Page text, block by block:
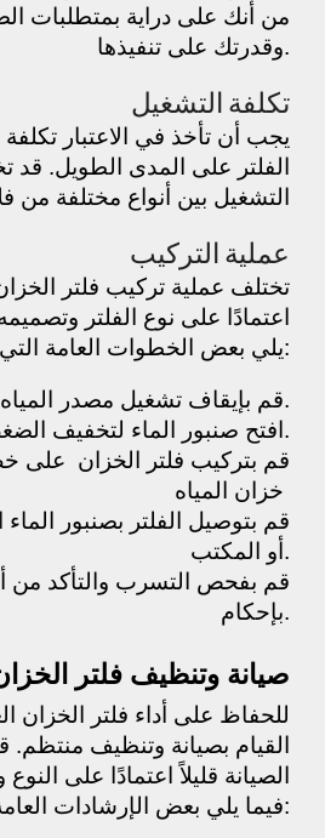
من أنك على دراية بمتطلبات
وقدرتك على تنفيذها.
تكلفة التشغيل
يجب أن تأخذ في الاعتبار
الفلتر على المدى الطويل. قد
التشغيل بين أنواع مختلفة من
عملية التركيب
تختلف عملية تركيب فلتر
اعتمادًا على نوع الفلتر
يلي بعض الخطوات العامة التي يجب اتباعها:
قم بإيقاف تشغيل مصدر المياه الرئيسي.
افتح صنبور الماء لتخفيف الضغط في النظام.
قم بتركيب فلتر الخزان على
قم بتوصيل الفلتر بصنبور
أو المكتب.
قم بفحص التسرب والتأكد من
بإحكام.
صيانة وتنظيف فلتر
للحفاظ على أداء فلتر الخزان
القيام بصيانة وتنظيف
الصيانة قليلاً اعتمادًا على
فيما يلي بعض الإرشادات العامة: